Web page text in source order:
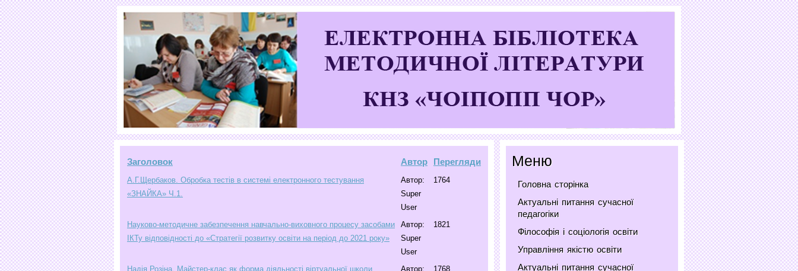
Заголовок Автор Перегляди
А.Г.Щербаков. Обробка тестів в системі електронного тестування
«ЗНАЙКА» Ч.1.
Автор:
Super
User
1764
Науково-методичне забезпечення навчально-виховного процесу засобами
ІКТу відповідності до «Стратегії розвитку освіти на період до 2021 року»
Автор:
Super
User
1821
Надія Розіна. Майстер-клас як форма діяльності віртуальної школи
Автор:
1768
Меню
Головна сторінка
Актуальні питання сучасної
педагогіки
Філософія і соціологія освіти
Управління якістю освіти
Актуальні питання сучасної